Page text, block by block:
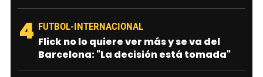
4 FUTBOL-INTERNACIONAL
Flick no lo quiere ver más y se va del
Barcelona: "La decisión está tomada"